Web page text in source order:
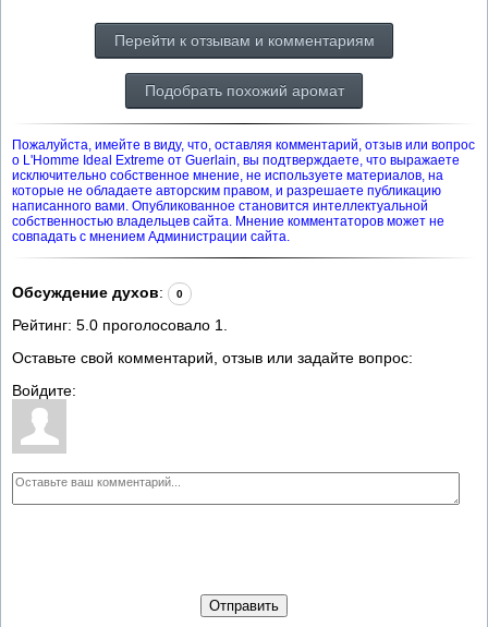
Перейти к отзывам и комментариям
Подобрать похожий аромат
Пожалуйста, имейте в виду, что, оставляя комментарий, отзыв или вопрос
о L'Homme Ideal Extreme от Guerlain, вы подтверждаете, что выражаете
исключительно собственное мнение, не используете материалов, на
которые не обладаете авторским правом, и разрешаете публикацию
написанного вами. Опубликованное становится интеллектуальной
собственностью владельцев сайта. Мнение комментаторов может не
совпадать с мнением Администрации сайта.
Обсуждение духов: 0
Рейтинг: 5.0 проголосовало 1
Оставьте свой комментарий, отзыв или задайте вопрос:
Войдите:
Отправить